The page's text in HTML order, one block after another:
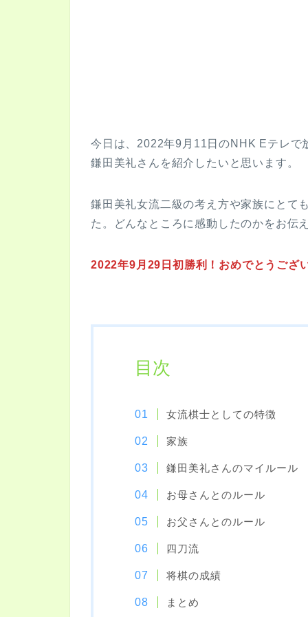
今日は、2022年9月11日のNHK Eテレで
鎌田美礼さんを紹介したいと思います。
鎌田美礼女流二級の考え方や家族にとて
た。どんなところに感動したのかをお伝
2022年9月29日初勝利！おめでとうござ
目次
女流棋士としての特徴
家族
鎌田美礼さんのマイルール
お母さんとのルール
お父さんとのルール
四刀流
将棋の成績
まとめ